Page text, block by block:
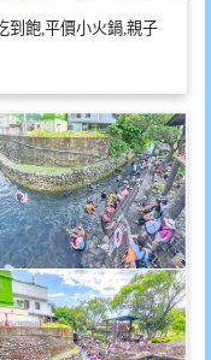
到飽,平價小火鍋,親子